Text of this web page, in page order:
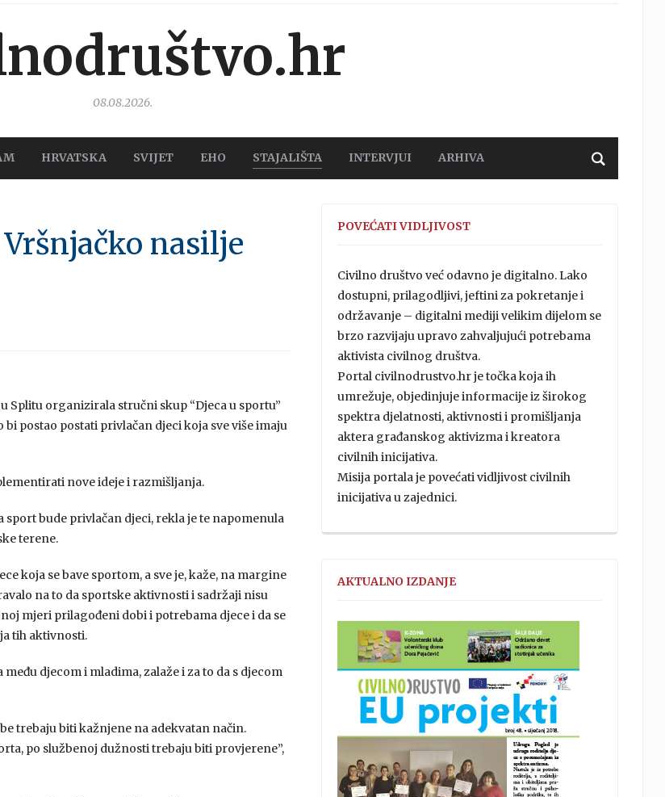
08.08.2026.
HRVATSKA SVIJET EHO STAJALIŠTA INTERVJUI ARHIVA
nasilje
Splitu organizirala stručni skup “Djeca u sportu”
postao postati privlačan djeci koja sve više imaju
nove ideje i razmišljanja.
bude privlačan djeci, rekla je te napomenula
terene.
koja se bave sportom, a sve je, kaže, na margine
na to da sportske aktivnosti i sadržaji nisu
mjeri prilagođeni dobi i potrebama djece i da se
tih aktivnosti.
djecom i mladima, zalaže i za to da s djecom
trebaju biti kažnjene na adekvatan način.
po službenoj dužnosti trebaju biti provjerene”,
POVEĆATI VIDLJIVOST
Civilno društvo već odavno je digitalno. Lako
dostupni, prilagodljivi, jeftini za pokretanje i
održavanje – digitalni mediji velikim dijelom se
brzo razvijaju upravo zahvaljujući potrebama
aktivista civilnog društva.
Portal civilnodrustvo.hr je točka koja ih
umrežuje, objedinjuje informacije iz širokog
spektra djelatnosti, aktivnosti i promišljanja
aktera građanskog aktivizma i kreatora
civilnih inicijativa.
Misija portala je povećati vidljivost civilnih
inicijativa u zajednici.
AKTUALNO IZDANJE